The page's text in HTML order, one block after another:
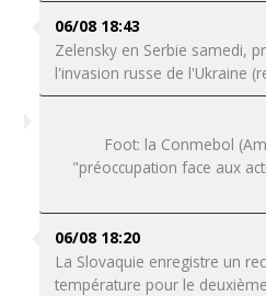
06/08 18:43
Zelensky en Serbie samedi,
l'invasion russe de l'Ukraine
Foot: la Conmebol
"préoccupation face aux
06/08 18:20
La Slovaquie enregistre un
température pour le